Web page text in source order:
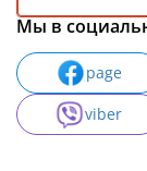
Мы в
page
viber